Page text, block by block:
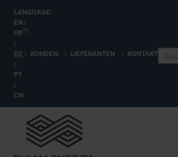
LANGUAGE:
EN |
FR (?)
|
DE
|
PT
|
CN
KUNDEN LIEFERANTEN KONTAKT